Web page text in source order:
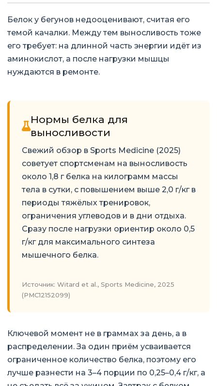
Белок у бегунов недооценивают, считая его
темой качалки. Между тем выносливость тоже
его требует: на длинной часть энергии идёт из
аминокислот, а после нагрузки мышцы
нуждаются в ремонте.
Нормы белка для
выносливости
Свежий обзор в Sports Medicine (2025)
советует спортсменам на выносливость
около 1,8 г белка на килограмм массы
тела в сутки, с повышением выше 2,0 г/кг в
периоды тяжёлых тренировок,
ограничения углеводов и в дни отдыха.
Сразу после нагрузки ориентир около 0,5
г/кг для максимального синтеза
мышечного белка.
Источник: Witard et al., Sports Medicine, 2025
(PMC12152099)
Ключевой момент не в граммах за день, а в
распределении. За один приём усваивается
ограниченное количество белка, поэтому его
лучше разнести на 3–4 порции по 0,25–0,4 г/кг, а